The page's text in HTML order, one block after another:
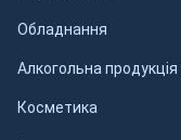
Обладнання
Алкогольна продукція
Косметика